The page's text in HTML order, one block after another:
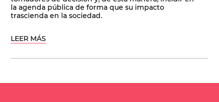
la agenda pública de forma que su impacto
trascienda en la sociedad.
LEER MÁS